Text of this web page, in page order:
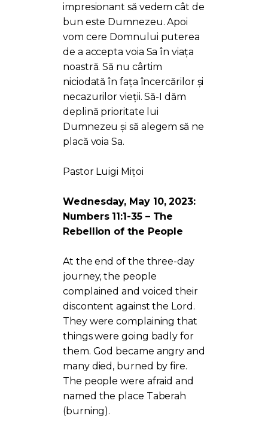
impresionant să vedem cât de
bun este Dumnezeu. Apoi
vom cere Domnului puterea
de a accepta voia Sa în viața
noastră. Să nu cârtim
niciodată în fața încercărilor și
necazurilor vieții. Să-I dăm
deplină prioritate lui
Dumnezeu și să alegem să ne
placă voia Sa.
Pastor Luigi Mițoi
Wednesday, May 10, 2023:
Numbers 11:1-35 – The
Rebellion of the People
At the end of the three-day
journey, the people
complained and voiced their
discontent against the Lord.
They were complaining that
things were going badly for
them. God became angry and
many died, burned by fire.
The people were afraid and
named the place Taberah
(burning).